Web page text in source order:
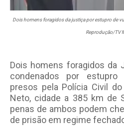
Dois homens foragidos da justiça por estupro de
Reprodução/TV
Dois homens foragidos da
condenados por
presos pela Polícia Civil
Neto, cidade a 385 km de
penas de ambos podem
de prisão em regime